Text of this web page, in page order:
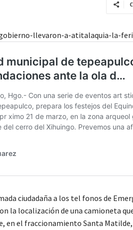
llevaron-a-atitalaquia-la-
ciudadaña a los tel fonos de
la localización de una camioneta
en el fraccionamiento Santa